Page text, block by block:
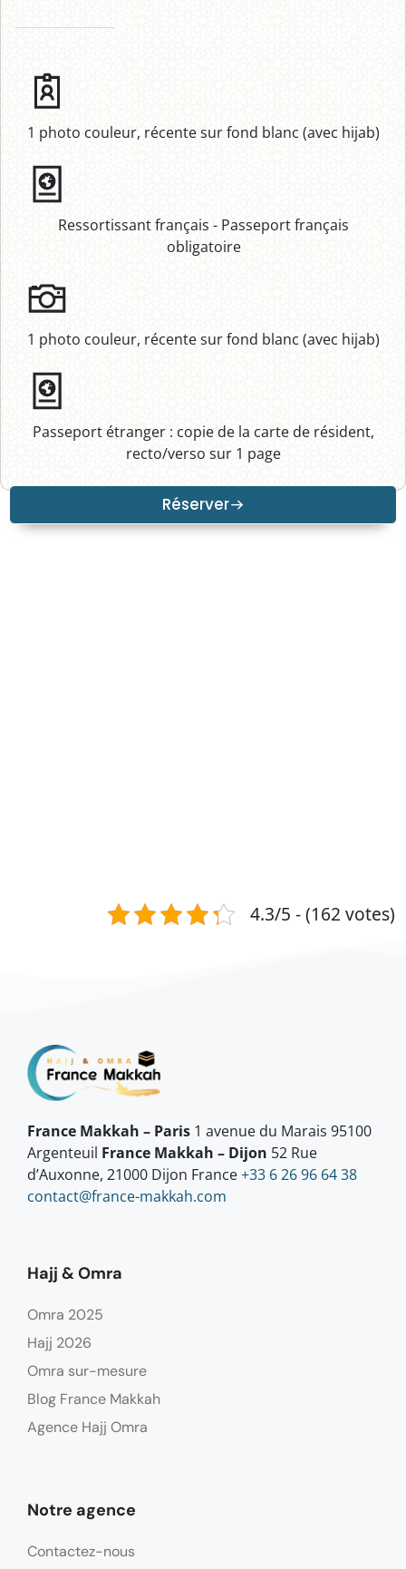
1 photo couleur, récente sur fond blanc (avec hijab)
Passeport étranger : copie de la carte de résident,
recto/verso sur 1 page
1 photo couleur, récente sur fond blanc (avec hijab)
Ressortissant français - Passeport français
obligatoire
Réserver
4.3/5 - (162 votes)
France Makkah – Paris 1 avenue du Marais 95100
Argenteuil France Makkah – Dijon 52 Rue
d’Auxonne, 21000 Dijon France+33 6 26 96 64 38
contact@france-makkah.com
Hajj & Omra
Omra 2025
Hajj 2026
Omra sur-mesure
Blog France Makkah
Agence Hajj Omra
Notre agence
Contactez-nous